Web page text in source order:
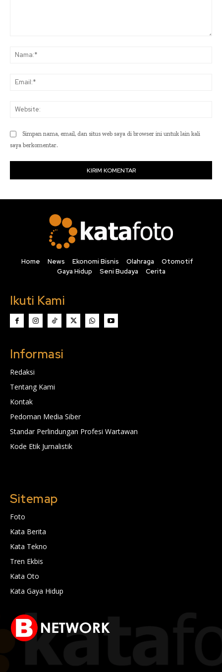
Simpan nama, email, dan situs web saya di browser ini untuk lain kali
saya berkomentar.
Home News Ekonomi Bisnis Olahraga
Otomotif
Gaya Hidup
Seni Budaya Cerita
Ikuti Kami
Informasi
Redaksi
Tentang Kami
Kontak
Pedoman Media Siber
Standar Perlindungan Profesi Wartawan
Kode Etik Jurnalistik
Sitemap
Foto
Kata Berita
Kata Tekno
Tren Ekbis
Kata Oto
Kata Gaya Hidup